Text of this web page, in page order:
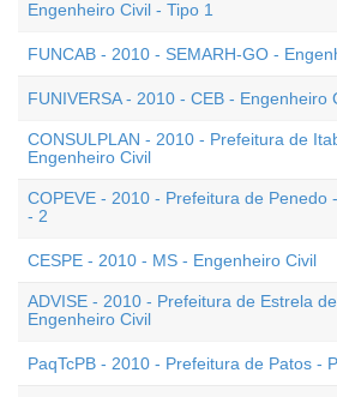
Engenheiro Civil - Tipo 1
FUNCAB - 2010 - SEMARH-GO -
FUNIVERSA - 2010 - CEB - Engenheiro
CONSULPLAN - 2010 - Prefeitura de
Engenheiro Civil
COPEVE - 2010 - Prefeitura de Penedo
- 2
CESPE - 2010 - MS - Engenheiro Civil
ADVISE - 2010 - Prefeitura de Estrela
Engenheiro Civil
PaqTcPB - 2010 - Prefeitura de Patos -